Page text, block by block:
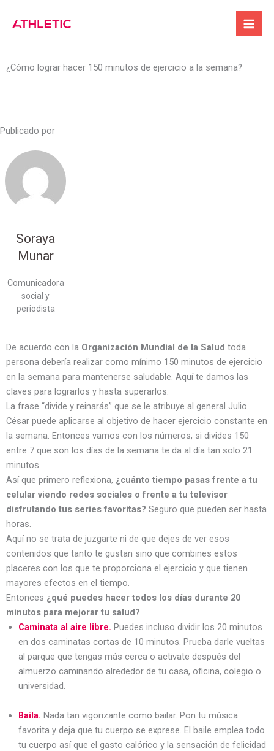
¿Cómo lograr hacer 150 minutos de ejercicio a la semana?
Publicado por
Soraya
Munar
Comunicadora
social y
periodista
De acuerdo con la Organización Mundial de la Salud toda
persona debería realizar como mínimo 150 minutos de ejercicio
en la semana para mantenerse saludable. Aquí te damos las
claves para lograrlos y hasta superarlos.
La frase “divide y reinarás” que se le atribuye al general Julio
César puede aplicarse al objetivo de hacer ejercicio constante en
la semana. Entonces vamos con los números, si divides 150
entre 7 que son los días de la semana te da al día tan solo 21
minutos.
Así que primero reflexiona, ¿cuánto tiempo pasas frente a tu
celular viendo redes sociales o frente a tu televisor
disfrutando tus series favoritas? Seguro que pueden ser hasta
horas.
Aquí no se trata de juzgarte ni de que dejes de ver esos
contenidos que tanto te gustan sino que combines estos
placeres con los que te proporciona el ejercicio y que tienen
mayores efectos en el tiempo.
Entonces ¿qué puedes hacer todos los días durante 20
minutos para mejorar tu salud?
Caminata al aire libre. Puedes incluso dividir los 20 minutos
en dos caminatas cortas de 10 minutos. Prueba darle vueltas
al parque que tengas más cerca o activate después del
almuerzo caminando alrededor de tu casa, oficina, colegio o
universidad.
Baila. Nada tan vigorizante como bailar. Pon tu música
favorita y deja que tu cuerpo se exprese. El baile emplea todo
tu cuerpo así que el gasto calórico y la sensación de felicidad